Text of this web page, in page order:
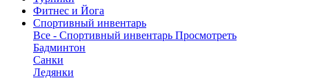
Фитнес и Йога
Спортивный инвентарь
Все - Спортивный инвентарь Просмотреть
Бадминтон
Санки
Ледянки